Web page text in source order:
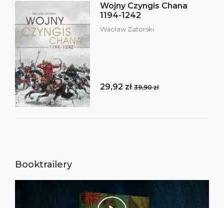
Wojny Czyngis Chana
1194-1242
Wacław Zatorski
29,92 zł 39,90 zł
Booktrailery